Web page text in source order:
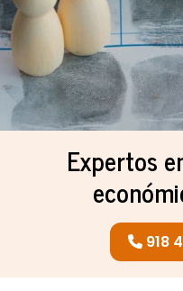
Publicaciones
Compliance
Contacto
986 220 424
Expertos
918